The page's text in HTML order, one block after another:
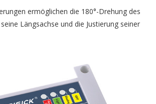
ermöglichen die 180°-Drehung des
Längsachse und die Justierung seiner